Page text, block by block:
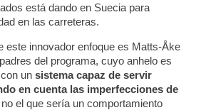
está dando en Suecia para
en las carreteras.
este innovador enfoque es Matts-Åke
del programa, cuyo anhelo es
un sistema capaz de servir
en cuenta las imperfecciones de
no el que sería un comportamiento